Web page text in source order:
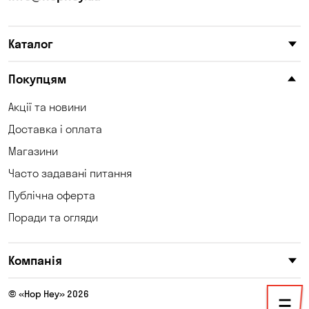
Котівка
Кошари
Крюківщина
Мала Кохнівка
Каталог
Покупцям
Акції та новини
Доставка і оплата
Магазини
Часто задавані питання
Публічна оферта
Поради та огляди
Компанія
© «Hop Hey» 2026